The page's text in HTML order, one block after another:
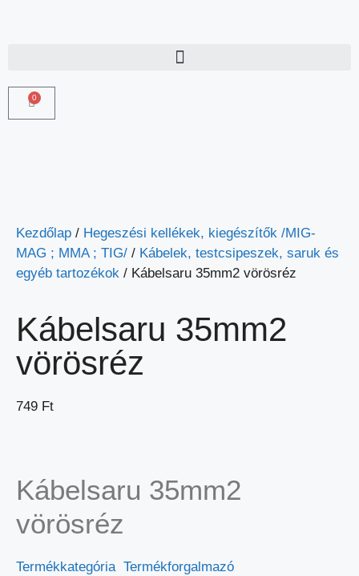
0
Kezdőlap / Hegeszési kellékek, kiegészítők /MIG-
MAG ; MMA ; TIG/ / Kábelek, testcsipeszek, saruk és
egyéb tartozékok / Kábelsaru 35mm2 vörösréz
Kábelsaru 35mm2
vörösréz
749 Ft
Kábelsaru 35mm2
vörösréz
Termékkategória Termékforgalmazó